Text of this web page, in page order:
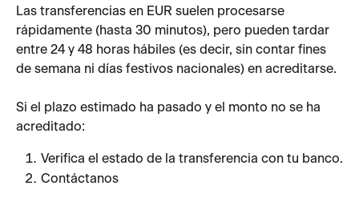
Las transferencias en EUR suelen procesarse
rápidamente (hasta 30 minutos), pero pueden tardar
entre 24 y 48 horas hábiles (es decir, sin contar fines
de semana ni días festivos nacionales) en acreditarse.
Si el plazo estimado ha pasado y el monto no se ha
acreditado:
Verifica el estado de la transferencia con tu banco.
Contáctanos